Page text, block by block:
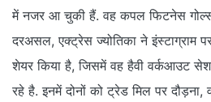
में नजर आ चुकी हैं. वह कपल फिटनेस
दरअसल, एक्ट्रेस ज्योतिका ने इंस्टाग्राम
शेयर किया है, जिसमें वह हैवी वर्कआउट
रहे है. इनमें दोनों को ट्रेड मिल पर